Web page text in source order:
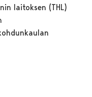
laitoksen (THL)